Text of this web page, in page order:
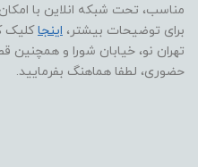
مناسب، تحت شبکه انلاین با
برای توضیحات بیشتر، اینجاکلیک
حضوری، لطفا هماهنگ بفرمایید.